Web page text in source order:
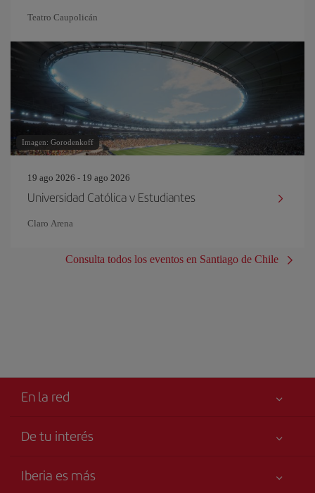
Teatro Caupolicán
Imagen: Gorodenkoff
19 ago 2026 - 19 ago 2026
Universidad Católica v Estudiantes
Claro Arena
Consulta todos los eventos en Santiago de Chile
En la red
De tu interés
Accesibilidad
Iberia es más